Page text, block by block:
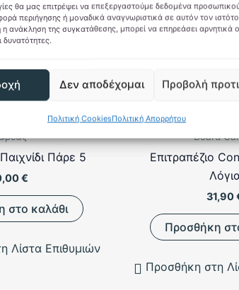
θα μας επιτρέψει να επεξεργαστούμε δεδομένα
περιήγησης ή μοναδικά αναγνωριστικά σε αυτόν τον
ανάκληση της συγκατάθεσης, μπορεί να επηρεάσει αρνητικά
δυνατότητες.
Δεν αποδέχομαι Προβολή
Πολιτική CookiesΠολιτική Απορρήτου
Πάρε 5
€
στο καλάθι
Λίστα Επιθυμιών
Board
Επιτραπέζιο
31,90
Προσθήκη
Προσθήκη στη